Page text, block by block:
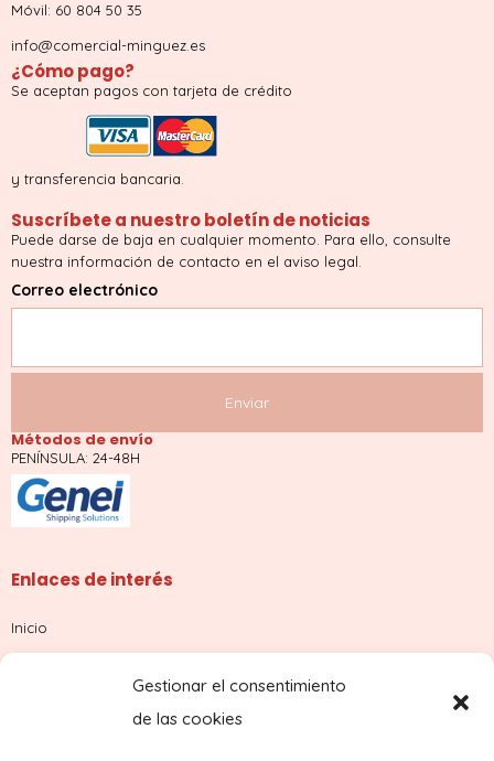
Gestionar el consentimiento
de las cookies
Móvil: 60 804 50 35
info@comercial-minguez.es
¿Cómo pago?
Se aceptan pagos con tarjeta de crédito
y transferencia bancaria.
Suscríbete a nuestro boletín de noticias
Puede darse de baja en cualquier momento. Para ello, consulte
nuestra información de contacto en el aviso legal.
Correo electrónico
Métodos de envío
PENÍNSULA: 24-48H
Enlaces de interés
Inicio